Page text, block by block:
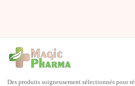
Des produits soigneusement sélectionnés pour